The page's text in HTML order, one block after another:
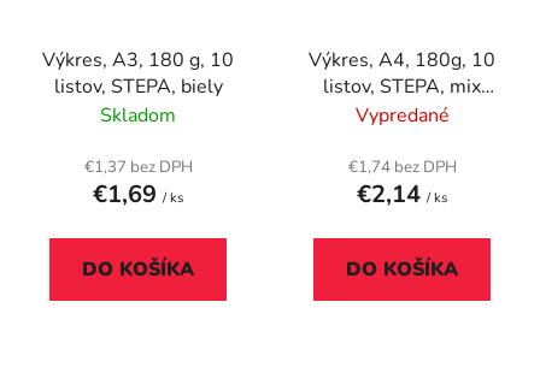
Výkres, A3, 180 g, 10
listov, STEPA, biely
Skladom
€1,37 bez DPH
€1,69 / ks
DO KOŠÍKA
Výkres, A4, 180g, 10
listov, STEPA, mix
farieb
Vypredané
€1,74 bez DPH
€2,14 / ks
DO KOŠÍKA